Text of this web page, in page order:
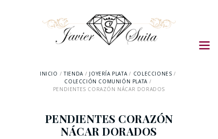
INICIO TIENDA JOYERÍA PLATA
COLECCIONES
COLECCIÓN COMUNIÓN PLATA
PENDIENTES CORAZÓN NÁCAR DORADOS
PENDIENTES CORAZÓN
NÁCAR DORADOS